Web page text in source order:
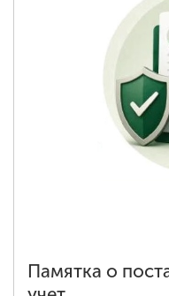
Памятка о